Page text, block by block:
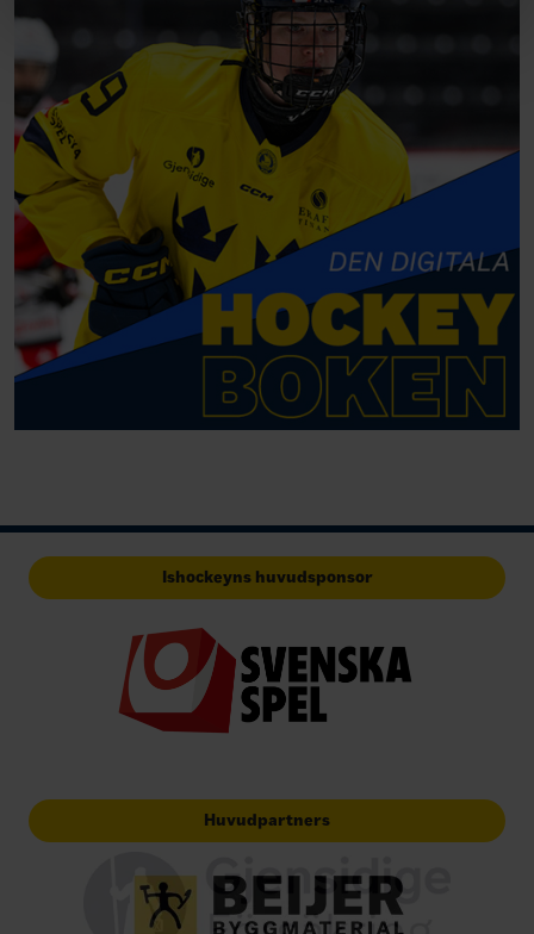
Ishockeyns huvudsponsor
Huvudpartners